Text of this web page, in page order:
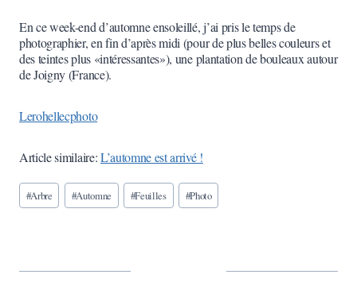
En ce week-end d’automne ensoleillé, j’ai pris le temps de
photographier, en fin d’après midi (pour de plus belles couleurs et
des teintes plus «intéressantes»), une plantation de bouleaux autour
de Joigny (France).
Lerohellecphoto
Article similaire:L’automne est arrivé !
Étiquettes
de
#Arbre #Automne #Feuilles #Photo